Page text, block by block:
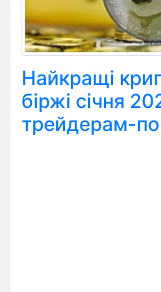
Найкращі
біржі січня
трейдерам-